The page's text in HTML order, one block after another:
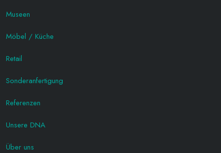
Museen
Möbel / Küche
Retail
Sonderanfertigung
Referenzen
Unsere DNA
Über uns